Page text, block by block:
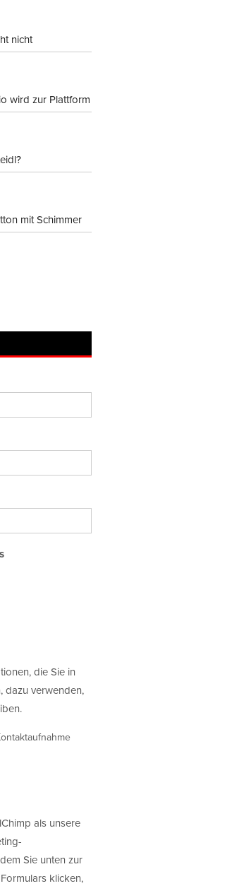
nicht
wird zur Plattform
mit Schimmer
die Sie in
dazu verwenden,
als unsere
Sie unten zur
klicken,